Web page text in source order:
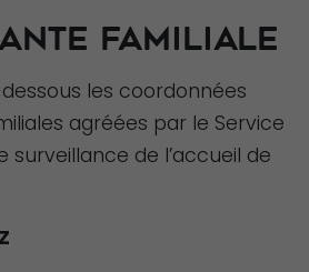
FAMILIALE
les coordonnées
agréées par le Service
surveillance de l’accueil de